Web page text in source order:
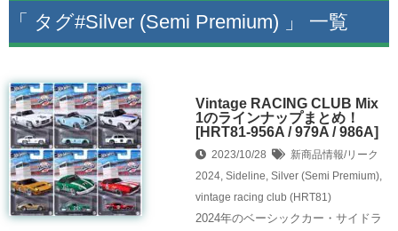
「 タグ#Silver (Semi Premium) 」 一覧
Vintage RACING CLUB Mix
1のラインナップまとめ！
[HRT81-956A / 979A / 986A]
2023/10/28
新商品情報/リーク
2024, Sideline, Silver (Semi Premium),
vintage racing club (HRT81)
2024年のベーシックカー・サイドラ